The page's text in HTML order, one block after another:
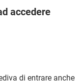
accedere
di entrare anche